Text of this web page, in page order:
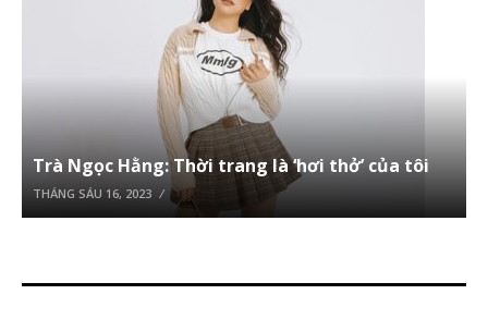
Trà Ngọc Hằng: Thời trang là ‘hơi thở’ của tôi
THÁNG SÁU 16, 2023